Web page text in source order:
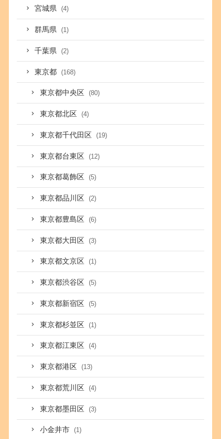
宮城県 (4)
群馬県 (1)
千葉県 (2)
東京都 (168)
東京都中央区 (80)
東京都北区 (4)
東京都千代田区 (19)
東京都台東区 (12)
東京都葛飾区 (5)
東京都品川区 (2)
東京都豊島区 (6)
東京都大田区 (3)
東京都文京区 (1)
東京都渋谷区 (5)
東京都新宿区 (5)
東京都杉並区 (1)
東京都江東区 (4)
東京都港区 (13)
東京都荒川区 (4)
東京都墨田区 (3)
小金井市 (1)